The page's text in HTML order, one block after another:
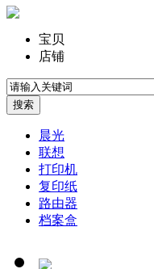
宝贝
店铺
晨光
联想
打印机
复印纸
路由器
档案盒